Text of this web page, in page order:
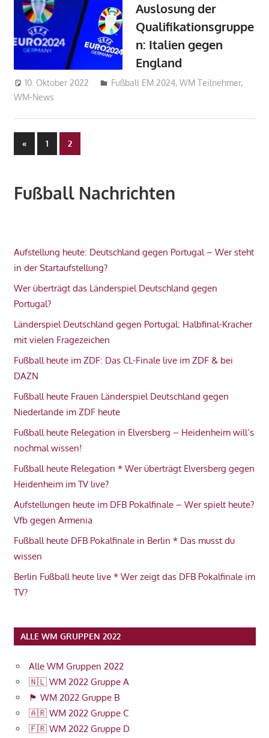
Auslosung der
Qualifikationsgruppe
n: Italien gegen
England
10. Oktober 2022 admin_wm2022
Fußball EM 2024,WM Teilnehmer,
WM-News
Seitennummerierung
Beiträge
«Vorherige
Beiträge
1 2
Fußball Nachrichten
Aufstellung heute: Deutschland gegen Portugal – Wer steht
in der Startaufstellung?
Wer überträgt das Länderspiel Deutschland gegen
Portugal?
Länderspiel Deutschland gegen Portugal: Halbfinal-Kracher
mit vielen Fragezeichen
Fußball heute im ZDF: Das CL-Finale live im ZDF & bei
DAZN
Fußball heute Frauen Länderspiel Deutschland gegen
Niederlande im ZDF heute
Fußball heute Relegation in Elversberg – Heidenheim will’s
nochmal wissen!
Fußball heute Relegation * Wer überträgt Elversberg gegen
Heidenheim im TV live?
Aufstellungen heute im DFB Pokalfinale – Wer spielt heute?
Vfb gegen Armenia
Fußball heute DFB Pokalfinale in Berlin * Das musst du
wissen
Berlin Fußball heute live * Wer zeigt das DFB Pokalfinale im
TV?
ALLE WM GRUPPEN 2022
Alle WM Gruppen 2022
🇳🇱 WM 2022 Gruppe A
🏴󠁧󠁢󠁥󠁮󠁧󠁿 WM 2022 Gruppe B
🇦🇷 WM 2022 Gruppe C
🇫🇷 WM 2022 Gruppe D